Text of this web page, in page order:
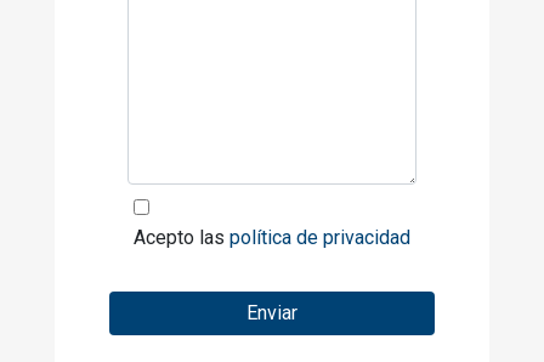
Acepto las política de privacidad
Enviar